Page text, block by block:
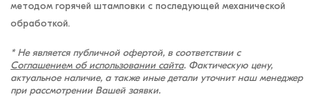
методом горячей штамповки с последующей механической
обработкой.
* Не является публичной офертой, в соответствии с
Соглашением об использовании сайта. Фактическую цену,
актуальное наличие, а также иные детали уточнит наш менеджер
при рассмотрении Вашей заявки.